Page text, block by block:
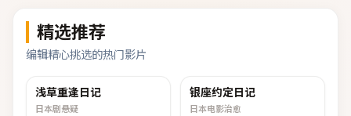
精选推荐
编辑精心挑选的热门影片
1080P
浅草重逢日记
日本剧悬疑
银座约定日记
日本电影治愈